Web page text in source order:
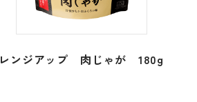
レンジアップ 肉じゃが 180g